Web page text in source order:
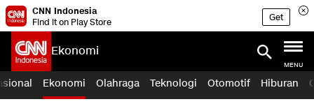
CNN Indonesia
Find it on Play Store
Get
Ekonomi
MENU
Ekonomi Olahraga Teknologi Otomotif Hiburan